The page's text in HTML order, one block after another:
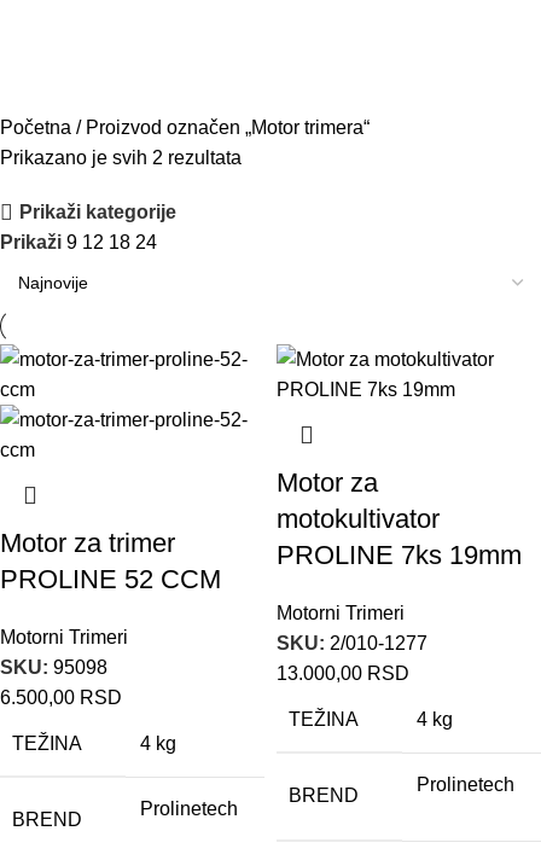
Početna
Proizvod označen „Motor trimera“
Prikazano je svih 2 rezultata
Prikaži kategorije
Prikaži 9 12 18 24
Motor za trimer
PROLINE 52 CCM
Motorni Trimeri
SKU: 95098
6.500,00 RSD
TEŽINA 4 kg
BREND
Prolinetech
Motor za
motokultivator
PROLINE 7ks 19mm
Motorni Trimeri
SKU: 2/010-1277
13.000,00 RSD
TEŽINA 4 kg
BREND
Prolinetech